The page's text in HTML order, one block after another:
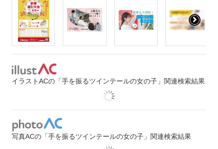
イラストACの「手を振るツインテールの女の子」関連検索結果
写真ACの「手を振るツインテールの女の子」関連検索結果